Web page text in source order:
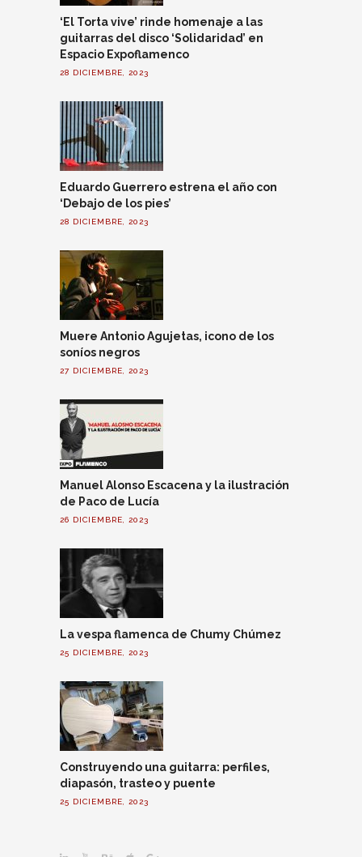
‘El Torta vive’ rinde homenaje a las
guitarras del disco ‘Solidaridad’ en
Espacio Expoflamenco
28 DICIEMBRE, 2023
Eduardo Guerrero estrena el año con
‘Debajo de los pies’
28 DICIEMBRE, 2023
Muere Antonio Agujetas, icono de los
soníos negros
27 DICIEMBRE, 2023
Manuel Alonso Escacena y la ilustración
de Paco de Lucía
26 DICIEMBRE, 2023
La vespa flamenca de Chumy Chúmez
25 DICIEMBRE, 2023
Construyendo una guitarra: perfiles,
diapasón, trasteo y puente
25 DICIEMBRE, 2023